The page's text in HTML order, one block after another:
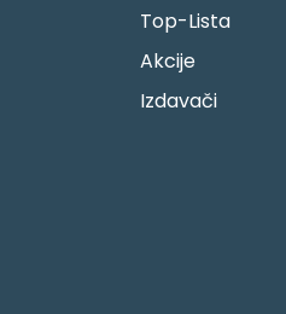
Top-Lista
Akcije
Izdavači